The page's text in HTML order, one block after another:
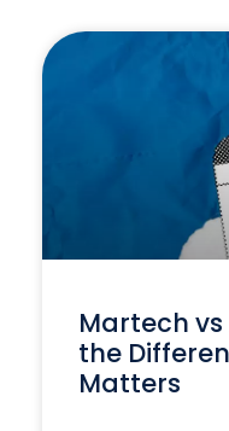
Martech vs
the
Matters